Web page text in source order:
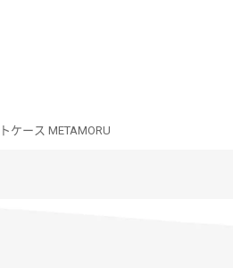
ケース METAMORU